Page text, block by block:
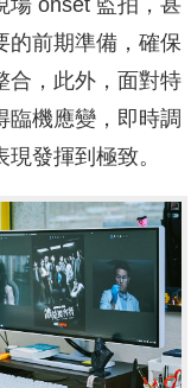
的前期準備，確保
合，此外，面對特
臨機應變，即時調
發揮到極致。